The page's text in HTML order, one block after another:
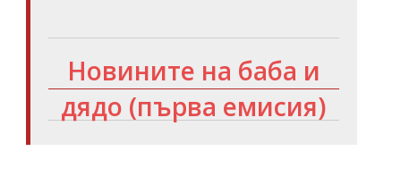
Новините на баба и
дядо (първа емисия)